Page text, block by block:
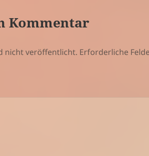
Kommentar
nicht veröffentlicht. Erforderliche